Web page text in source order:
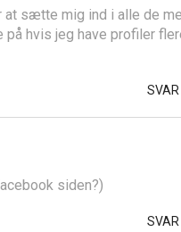
at sætte mig ind i alle de
hvis jeg have profiler
siden?)